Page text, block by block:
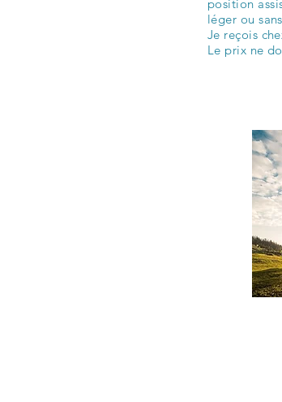
position
léger ou
Je reçois
Le prix ne